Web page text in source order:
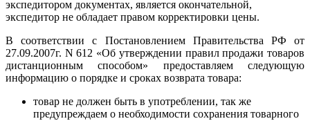
экспедитором документах, является окончательной,
экспедитор не обладает правом корректировки цены.
В соответствии с Постановлением Правительства РФ от
27.09.2007г. N 612 «Об утверждении правил продажи товаров
дистанционным способом» предоставляем следующую
информацию о порядке и сроках возврата товара:
товар не должен быть в употреблении, так же
предупреждаем о необходимости сохранения товарного